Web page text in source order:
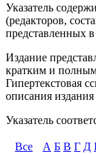
Указатель
(редакторов,
представленных
Издание
кратким и
Гипертекстовая
описания
Указатель
Все А Б В Г Д